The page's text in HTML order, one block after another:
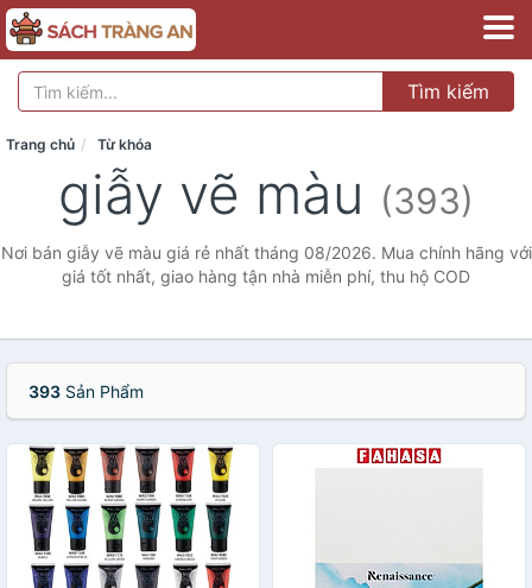
Tìm kiếm
Trang chủ Từ khóa
giẫy vẽ màu (393)
Nơi bán giẫy vẽ màu giá rẻ nhất tháng 08/2026. Mua chính hãng với
giá tốt nhất, giao hàng tận nhà miễn phí, thu hộ COD
393 Sản Phẩm